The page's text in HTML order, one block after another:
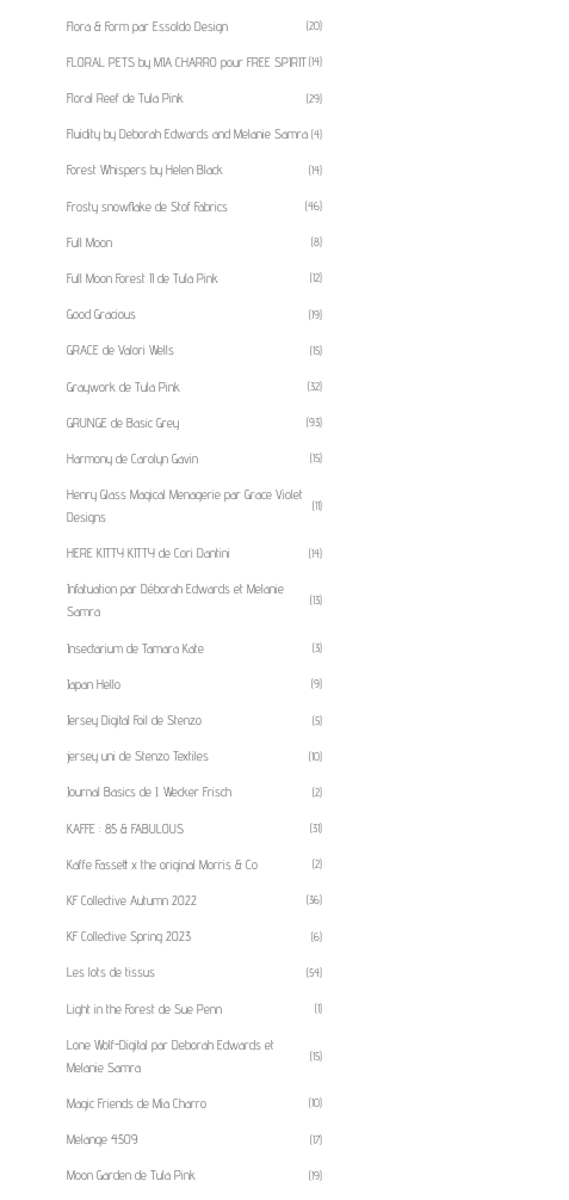
Flora & Form par Essoldo Design (20)
FLORAL PETS by MIA CHARRO pour FREE SPIRIT (14)
Floral Reef de Tula Pink (29)
Fluidity by Deborah Edwards and Melanie Samra (4)
Forest Whispers by Helen Black (14)
Frosty snowflake de Stof Fabrics (46)
Full Moon (8)
Full Moon Forest II de Tula Pink (12)
Good Gracious (19)
GRACE de Valori Wells (15)
Graywork de Tula Pink (32)
GRUNGE de Basic Grey (93)
Harmony de Carolyn Gavin (15)
Henry Glass Magical Menagerie par Grace Violet
Designs
(11)
HERE KITTY KITTY de Cori Dantini (14)
Infatuation par Déborah Edwards et Melanie
Samra
(13)
Insectarium de Tamara Kate (3)
Japan Hello (9)
Jersey Digital Foil de Stenzo (5)
jersey uni de Stenzo Textiles (10)
Journal Basics de J. Wecker Frisch (2)
KAFFE : 85 & FABULOUS (31)
Kaffe Fassett x the original Morris & Co (2)
KF Collective Autumn 2022 (36)
KF Collective Spring 2023 (6)
Les lots de tissus (54)
Light in the Forest de Sue Penn (1)
Lone Wolf-Digital par Deborah Edwards et
Melanie Samra
(15)
Magic Friends de Mia Charro (10)
Melange 4509 (17)
Moon Garden de Tula Pink (19)